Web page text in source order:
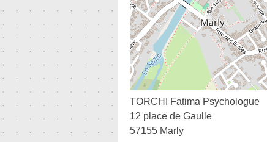
TORCHI Fatima Psychologue
12 place de Gaulle
57155 Marly